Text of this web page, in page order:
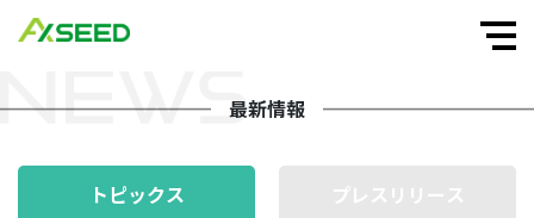
最新情報
トピックス